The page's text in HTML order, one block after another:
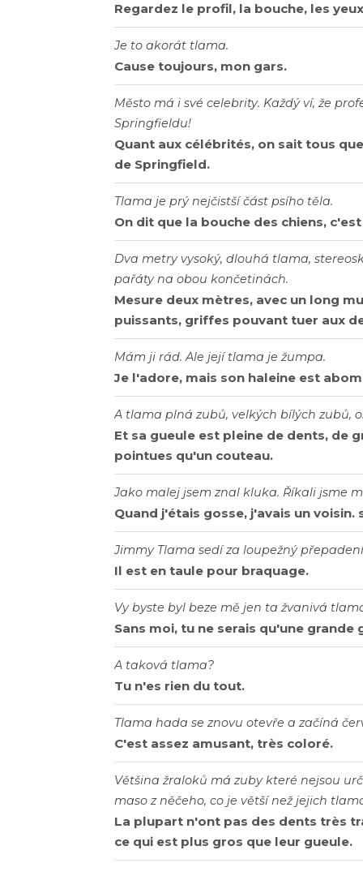
Regardez le profil, la bouche, les
Je to akorát tlama.
Cause toujours, mon gars.
Město má i své celebrity. Každý ví, že
Springfieldu!
Quant aux célébrités, on sait tous
de Springfield.
Tlama je prý nejčistší část psího těla.
On dit que la bouche des chiens,
Dva metry vysoký, dlouhá tlama,
pařáty na obou končetinách.
Mesure deux mètres, avec un long
puissants, griffes pouvant tuer aux
Mám ji rád. Ale její tlama je žumpa.
Je l'adore, mais son haleine est
A tlama plná zubů, velkých bílých zubů,
Et sa gueule est pleine de dents, de
pointues qu'un couteau.
Jako malej jsem znal kluka. Říkali jsme
Quand j'étais gosse, j'avais un voisin.
Jimmy Tlama sedí za loupežný
Il est en taule pour braquage.
Vy byste byl beze mě jen ta žvanivá
Sans moi, tu ne serais qu'une grande
A taková tlama?
Tu n'es rien du tout.
Tlama hada se znovu otevře a začíná
C'est assez amusant, très coloré.
Většina žraloků má zuby které nejsou
maso z něčeho, co je větší než jejich
La plupart n'ont pas des dents très
ce qui est plus gros que leur gueule.